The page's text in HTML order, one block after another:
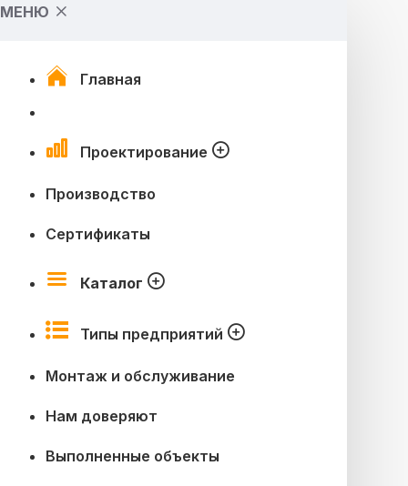
МЕНЮ
Главная
Проектирование
Производство
Сертификаты
Каталог
Типы предприятий
Монтаж и обслуживание
Нам доверяют
Выполненные объекты